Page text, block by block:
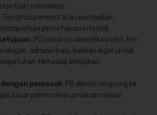
pembelian.
: Tim procurement atau pembelian,
persetujuan internal.
: PO biasanya diverifikasi oleh tim
administrasi, bahkan legal untuk
terhadap kebijakan
pemasok: PO dikirim langsung ke
dasar pemenuhan pesanan sesuai